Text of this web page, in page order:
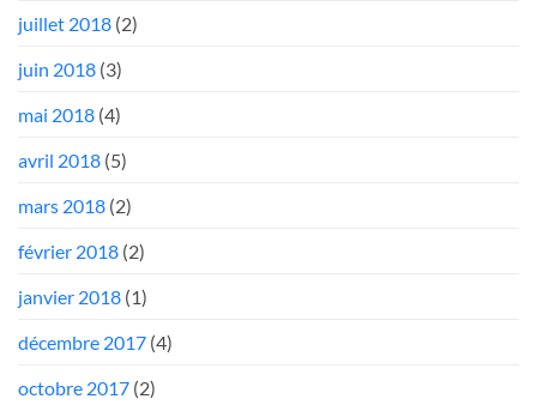
juillet 2018 (2)
juin 2018 (3)
mai 2018 (4)
avril 2018 (5)
mars 2018 (2)
février 2018 (2)
janvier 2018 (1)
décembre 2017 (4)
octobre 2017 (2)